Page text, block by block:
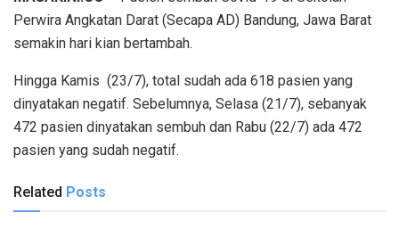
Perwira Angkatan Darat (Secapa AD) Bandung, Jawa Barat
semakin hari kian bertambah.
Hingga Kamis (23/7), total sudah ada 618 pasien yang
dinyatakan negatif. Sebelumnya, Selasa (21/7), sebanyak
472 pasien dinyatakan sembuh dan Rabu (22/7) ada 472
pasien yang sudah negatif.
Related Posts